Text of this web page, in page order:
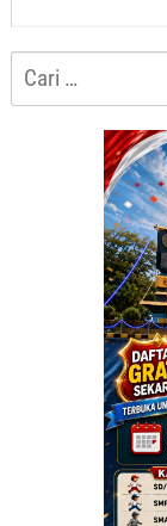
Cari
untuk: